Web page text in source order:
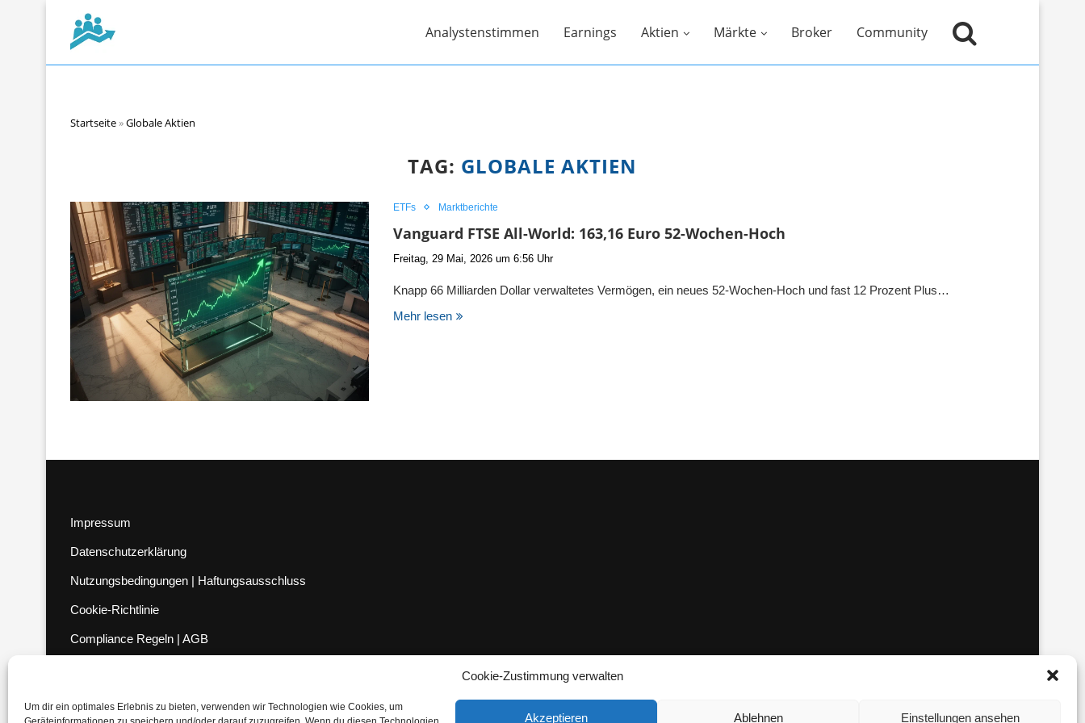
Cookie-Zustimmung verwalten
Um dir ein optimales Erlebnis zu bieten, verwenden wir Technologien wie Cookies, um
Akzeptieren Ablehnen Einstellungen ansehen
Analystenstimmen Earnings Aktien Märkte Broker Community
Startseite»Globale Aktien
TAG: GLOBALE AKTIEN
ETFs Marktberichte
Vanguard FTSE All-World: 163,16 Euro 52-Wochen-Hoch
Freitag, 29 Mai, 2026 um 6:56 Uhr
Knapp 66 Milliarden Dollar verwaltetes Vermögen, ein neues 52-Wochen-Hoch und fast 12 Prozent Plus…
Mehr lesen
Impressum
Datenschutzerklärung
Nutzungsbedingungen | Haftungsausschluss
Cookie-Richtlinie
Compliance Regeln | AGB